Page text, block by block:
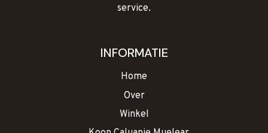
service.
INFORMATIE
Home
Over
Winkel